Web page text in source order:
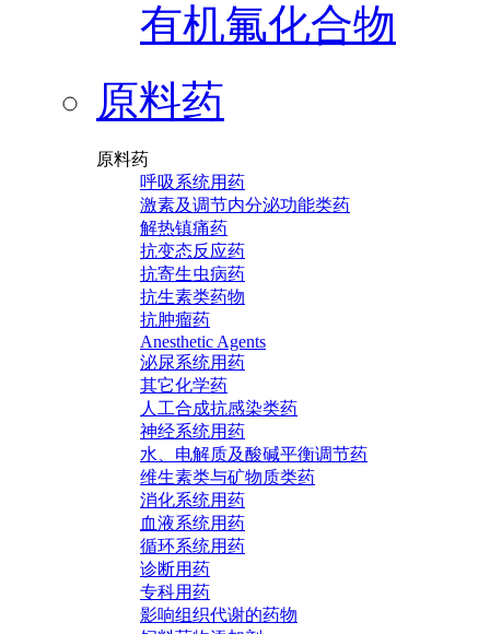
有机氟化合物
原料药
原料药
呼吸系统用药
激素及调节内分泌功能类药
解热镇痛药
抗变态反应药
抗寄生虫病药
抗生素类药物
抗肿瘤药
Anesthetic Agents
泌尿系统用药
其它化学药
人工合成抗感染类药
神经系统用药
水、电解质及酸碱平衡调节药
维生素类与矿物质类药
消化系统用药
血液系统用药
循环系统用药
诊断用药
专科用药
影响组织代谢的药物